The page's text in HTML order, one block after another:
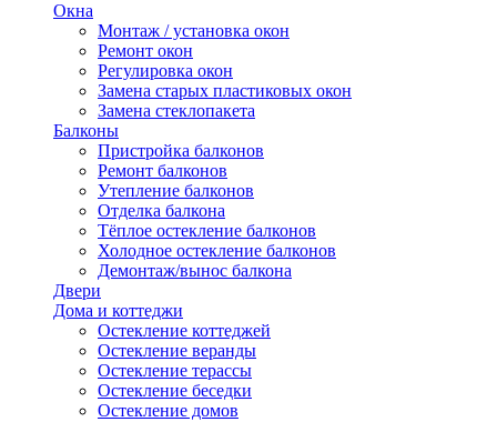
Окна
Монтаж / установка окон
Ремонт окон
Регулировка окон
Замена старых пластиковых окон
Замена стеклопакета
Балконы
Пристройка балконов
Ремонт балконов
Утепление балконов
Отделка балкона
Тёплое остекление балконов
Холодное остекление балконов
Демонтаж/вынос балкона
Двери
Дома и коттеджи
Остекление коттеджей
Остекление веранды
Остекление терассы
Остекление беседки
Остекление домов